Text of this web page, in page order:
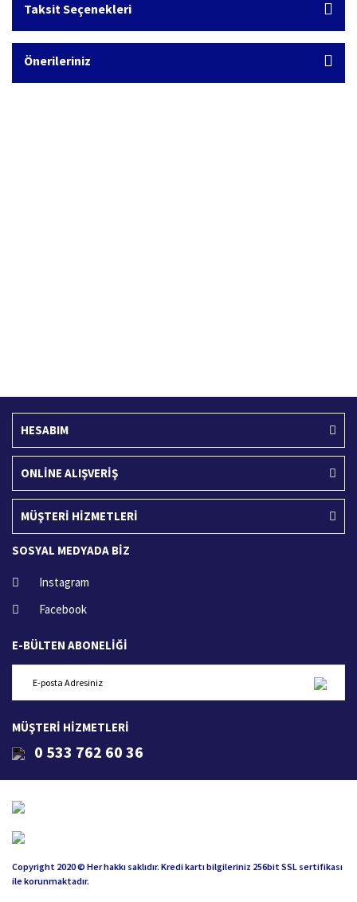
Taksit Seçenekleri
Önerileriniz
HESABIM
ONLİNE ALIŞVERİŞ
MÜŞTERİ HİZMETLERİ
SOSYAL MEDYADA BİZ
Instagram
Facebook
E-BÜLTEN ABONELİĞİ
MÜŞTERİ HİZMETLERİ
0 533 762 60 36
Copyright 2020 © Her hakkı saklıdır. Kredi kartı bilgileriniz 256bit SSL sertifikası
ile korunmaktadır.